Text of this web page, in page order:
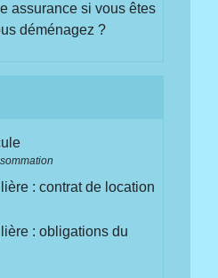
assurance si vous êtes
déménagez ?
: contrat de location
: obligations du